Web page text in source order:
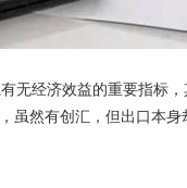
经济效益的重要指标
虽然有创汇，但出口本